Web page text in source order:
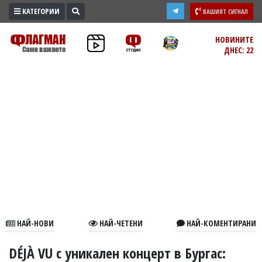
ПРОМО
ЗОНА
В
КАТЕГОРИИ ВАШИЯТ СИГНАЛ
НОВИНИТЕ
ДНЕС: 22
НАЙ-НОВИ НАЙ-ЧЕТЕНИ НАЙ-КОМЕНТИРАНИ
DÉJÀ VU с уникален концерт в Бургас: